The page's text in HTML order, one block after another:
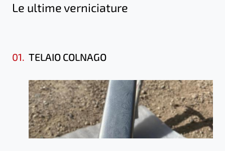
Le ultime verniciature
01. TELAIO COLNAGO